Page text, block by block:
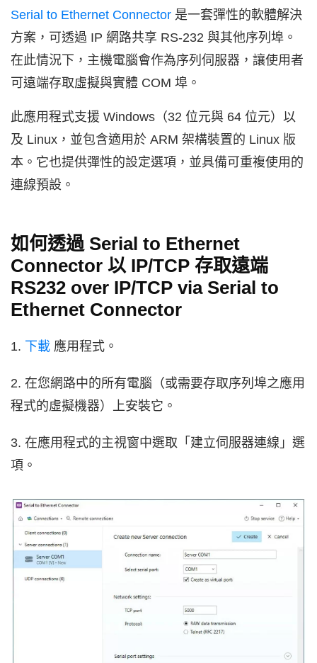
Serial to Ethernet Connector 是一套彈性的軟體解決
方案，可透過 IP 網路共享 RS-232 與其他序列埠。
在此情況下，主機電腦會作為序列伺服器，讓使用者
可遠端存取虛擬與實體 COM 埠。
此應用程式支援 Windows（32 位元與 64 位元）以
及 Linux，並包含適用於 ARM 架構裝置的 Linux 版
本。它也提供彈性的設定選項，並具備可重複使用的
連線預設。
如何透過 Serial to Ethernet
Connector 以 IP/TCP 存取遠端
RS232 over IP/TCP via Serial to
Ethernet Connector
1. 下載 應用程式。
2. 在您網路中的所有電腦（或需要存取序列埠之應用
程式的虛擬機器）上安裝它。
3. 在應用程式的主視窗中選取「建立伺服器連線」選
項。